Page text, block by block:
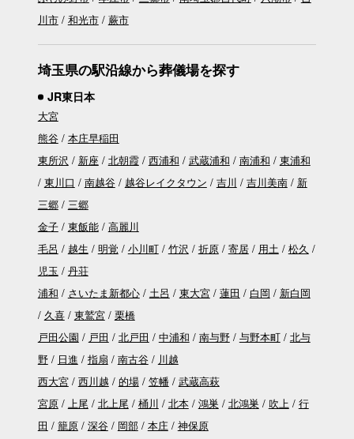
川市
和光市 蕨市
埼玉県の駅沿線から葬儀場を探す
JR東日本
大宮
熊谷
本庄早稲田
東所沢
新座 北朝霞 西浦和 武蔵浦和 南浦和
東浦和
東川口
南越谷 越谷レイクタウン 吉川 吉川美南
新
三郷
三郷
金子
東飯能
高麗川
毛呂
越生 明覚 小川町 竹沢 折原 寄居 用土
松久
児玉
丹荘
浦和
さいたま新都心 土呂 東大宮 蓮田 白岡
新白岡
久喜
東鷲宮
栗橋
戸田公園
戸田 北戸田 中浦和 南与野 与野本町
北与
野
日進 指扇 南古谷
川越
西大宮
西川越 的場 笠幡
武蔵高萩
宮原
上尾 北上尾 桶川 北本 鴻巣 北鴻巣 吹上
行
田
籠原 深谷 岡部 本庄
神保原